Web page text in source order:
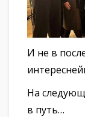
И не в
На
в путь…